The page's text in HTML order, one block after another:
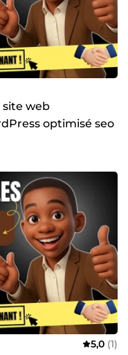
site web
optimisé seo
5,0 (1)